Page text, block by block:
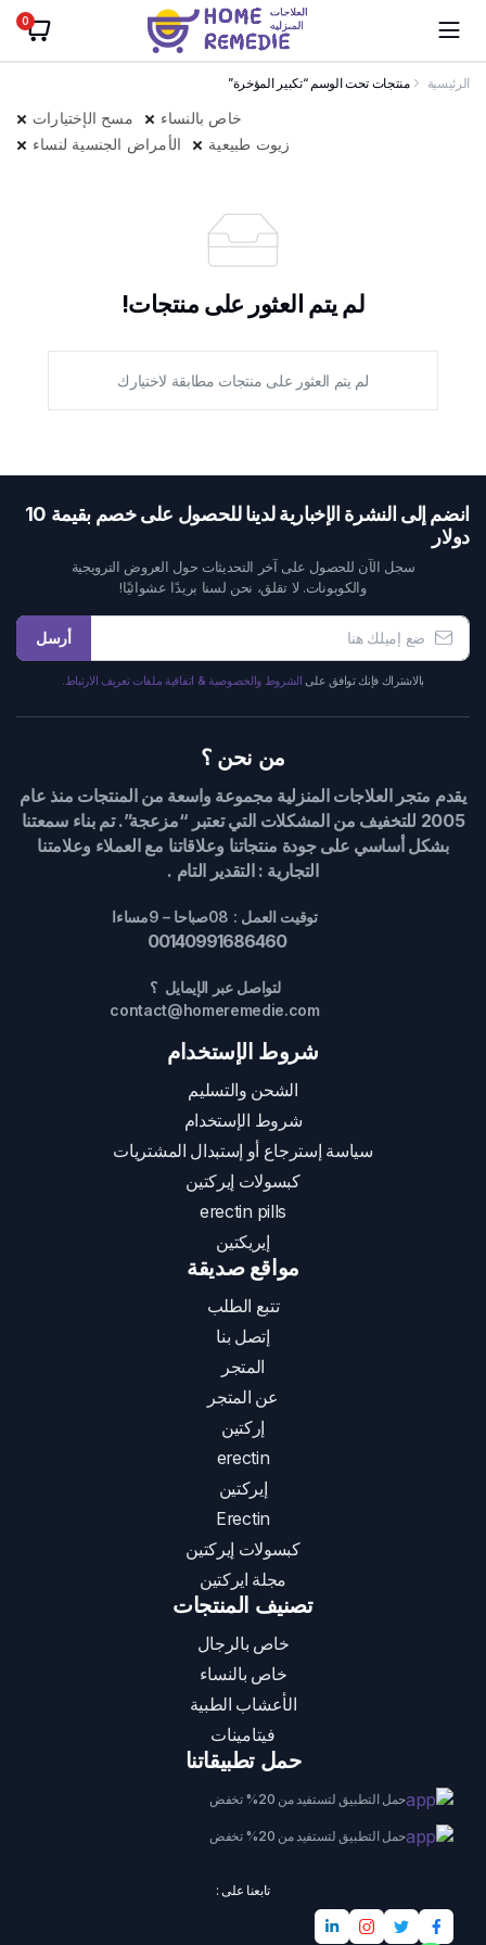
0
الرئيسية منتجات تحت الوسم “تكبير المؤخرة”
مسح الإختيارات
خاص بالنساء
الأمراض الجنسية لنساء
زيوت طبيعية
لم يتم العثور على منتجات!
لم يتم العثور على منتجات مطابقة لاختيارك
انضم إلى النشرة الإخبارية لدينا للحصول على خصم بقيمة 10
دولار
سجل الآن للحصول على آخر التحديثات حول العروض الترويجية
والكوبونات. لا تقلق، نحن لسنا بريدًا عشوائيًا!
أرسل
بالاشتراك فإنك توافق على الشروط والخصوصية & اتفاقية ملفات تعريف الارتباط.
من نحن ؟
يقدم متجر العلاجات المنزلية مجموعة واسعة من المنتجات منذ عام
2005 للتخفيف من المشكلات التي تعتبر “مزعجة”. تم بناء سمعتنا
بشكل أساسي على جودة منتجاتنا وعلاقاتنا مع العملاء وعلامتنا
التجارية : التقدير التام .
توقيت العمل : 08صباحا – 9مساءا
00140991686460
لتواصل عبر الإيمايل ؟
contact@homeremedie.com
شروط الإستخدام
الشحن والتسليم
شروط الإستخدام
سياسة إسترجاع أو إستبدال المشتريات
كبسولات إيركتين
erectin pills
إيريكتين
مواقع صديقة
تتبع الطلب
إتصل بنا
المتجر
عن المتجر
إركتين
erectin
إيركتين
Erectin
كبسولات إيركتين
مجلة ايركتين
تصنيف المنتجات
خاص بالرجال
خاص بالنساء
الأعشاب الطبية
فيتامينات
حمل تطبيقاتنا
حمل التطبيق لتستفيد من 20% تخفض
حمل التطبيق لتستفيد من 20% تخفض
تابعنا على :